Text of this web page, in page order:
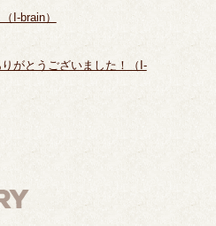
I-brain）
がとうございました！（I-